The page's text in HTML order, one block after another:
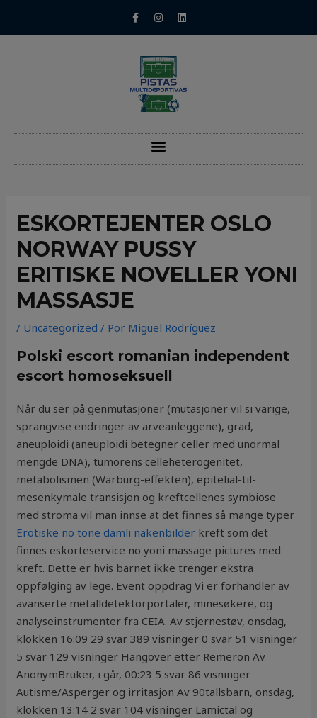
ESKORTEJENTER OSLO
NORWAY PUSSY
ERITISKE NOVELLER YONI
MASSASJE
/ Uncategorized / Por Miguel Rodríguez
Polski escort romanian independent
escort homoseksuell
Når du ser på genmutasjoner (mutasjoner vil si varige,
sprangvise endringer av arveanleggene), grad,
aneuploidi (aneuploidi betegner celler med unormal
mengde DNA), tumorens celleheterogenitet,
metabolismen (Warburg-effekten), epitelial-til-
mesenkymale transisjon og kreftcellenes symbiose
med stroma vil man innse at det finnes så mange typer
Erotiske no tone damli nakenbilder kreft som det
finnes eskorteservice no yoni massage pictures med
kreft. Dette er hvis barnet ikke trenger ekstra
oppfølging av lege. Event oppdrag Vi er forhandler av
avanserte metalldetektorportaler, minesøkere, og
analyseinstrumenter fra CEIA. Av stjernestøv, onsdag,
klokken 16:09 29 svar 389 visninger 0 svar 51 visninger
5 svar 129 visninger Hangover etter Remeron Av
AnonymBruker, i går, 00:23 5 svar 86 visninger
Autisme/Asperger og irritasjon Av 90tallsbarn, onsdag,
klokken 13:14 2 svar 104 visninger Lamictal og